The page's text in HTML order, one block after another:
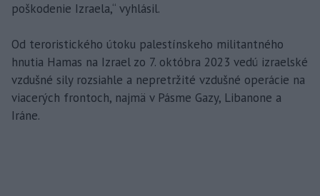
poškodenie Izraela,“ vyhlásil.
Od teroristického útoku palestínskeho militantného
hnutia Hamas na Izrael zo 7. októbra 2023 vedú izraelské
vzdušné sily rozsiahle a nepretržité vzdušné operácie na
viacerých frontoch, najmä v Pásme Gazy, Libanone a
Iráne.